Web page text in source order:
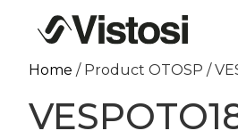
Home / Product OTOSP /